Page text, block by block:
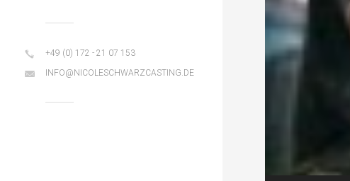
+49 (0) 172 - 21 07 153
INFO@NICOLESCHWARZCASTING.DE